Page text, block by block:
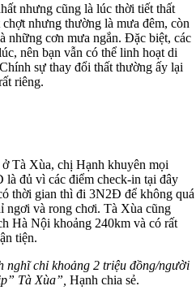
nhưng cũng là lúc thời tiết thất
nhưng thường là mưa đêm, còn
những cơn mưa ngắn. Đặc biệt, các
nên bạn vẫn có thể linh hoạt di
sự thay đổi thất thường ấy lại
riêng.
Tà Xùa, chị Hạnh khuyên mọi
đủ vì các điểm check-in tại đây
thời gian thì đi 3N2Đ để không quá
ngơi và rong chơi. Tà Xùa cũng
Hà Nội khoảng 240km và có rất
tiện.
nghĩ chỉ khoảng 2 triệu đồng/người
Tà Xùa”, Hạnh chia sẻ.